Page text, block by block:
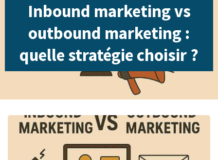
Inbound marketing vs
outbound marketing :
quelle stratégie choisir ?